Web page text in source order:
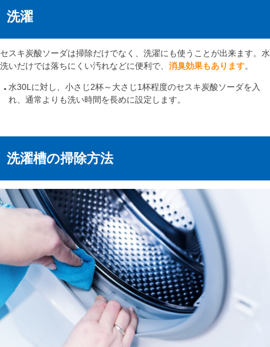
洗濯
セスキ炭酸ソーダは掃除だけでなく、洗濯にも使うことが出来ます。水
洗いだけでは落ちにくい汚れなどに便利で、 消臭効果もあります。
水30Lに対し、小さじ2杯～大さじ1杯程度のセスキ炭酸ソーダを入
れ、通常よりも洗い時間を長めに設定します。
洗濯槽の掃除方法